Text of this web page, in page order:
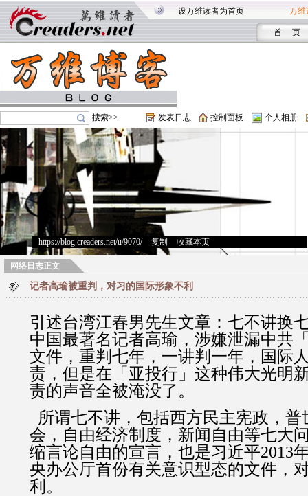
设万维读者为首页 万维
首 页
搜索>> 发表日志 控制面板 个人相册
https://blog.creaders.net/u/9070/> 复制 收藏本页
网络日志正文
记者高瑜被重判，对习的国际形象不利
引述台湾江春男先生文章：七不讲换
中国最著名记者高瑜，涉嫌泄漏中共
文件，重判七年，一讲判一年，国际
责，但是在「亚投行」这种伟大光明
责的声音全被淹没了。
所谓七不讲，包括西方民主宪政，普
会，自由经济制度，新闻自由等七大
缩言论自由的宣言，也是习近平2013
央办公厅首份有关意识型态的文件，
利。